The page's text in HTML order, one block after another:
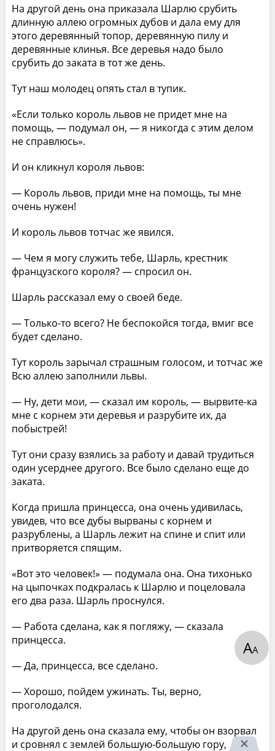
На другой день она приказала Шарлю срубить
длинную аллею огромных дубов и дала ему для
этого деревянный топор, деревянную пилу и
деревянные клинья. Все деревья надо было
срубить до заката в тот же день.
Тут наш молодец опять стал в тупик.
«Если только король львов не придет мне на
помощь, — подумал он, — я никогда с этим делом
не справлюсь».
И он кликнул короля львов:
— Король львов, приди мне на помощь, ты мне
очень нужен!
И король львов тотчас же явился.
— Чем я могу служить тебе, Шарль, крестник
французского короля? — спросил он.
Шарль рассказал ему о своей беде.
— Только-то всего? Не беспокойся тогда, вмиг все
будет сделано.
Тут король зарычал страшным голосом, и тотчас же
Всю аллею заполнили львы.
— Ну, дети мои, — сказал им король, — вырвите-ка
мне с корнем эти деревья и разрубите их, да
побыстрей!
Тут они сразу взялись за работу и давай трудиться
один усерднее другого. Все было сделано еще до
заката.
Когда пришла принцесса, она очень удивилась,
увидев, что все дубы вырваны с корнем и
разрублены, а Шарль лежит на спине и спит или
притворяется спящим.
«Вот это человек!» — подумала она. Она тихонько
на цыпочках подкралась к Шарлю и поцеловала
его два раза. Шарль проснулся.
— Работа сделана, как я погляжу, — сказала
принцесса.
— Да, принцесса, все сделано.
— Хорошо, пойдем ужинать. Ты, верно,
проголодался.
На другой день она сказала ему, чтобы он взорвал
и сровнял с землей большую-большую гору,
АА